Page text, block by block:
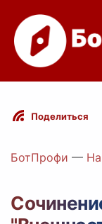
Режимы
Цены
Поделиться
БотПрофи —